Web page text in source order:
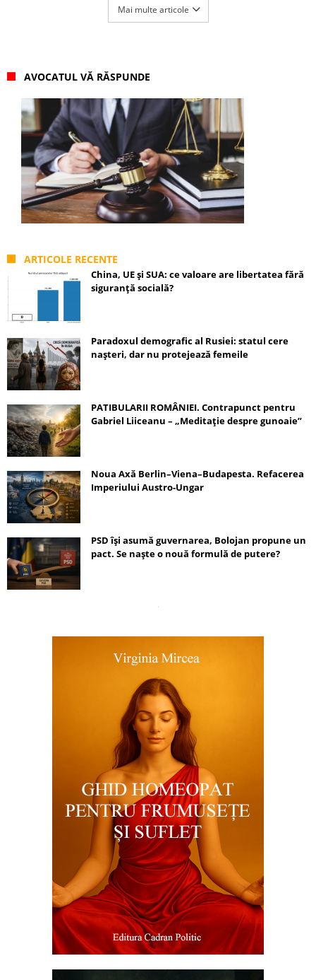
Mai multe articole
AVOCATUL VĂ RĂSPUNDE
ARTICOLE RECENTE
China, UE și SUA: ce valoare are libertatea fără
siguranță socială?
Paradoxul demografic al Rusiei: statul cere
nașteri, dar nu protejează femeile
PATIBULARII ROMÂNIEI. Contrapunct pentru
Gabriel Liiceanu – „Meditație despre gunoaie”
Noua Axă Berlin–Viena–Budapesta. Refacerea
Imperiului Austro-Ungar
PSD își asumă guvernarea, Bolojan propune un
pact. Se naște o nouă formulă de putere?